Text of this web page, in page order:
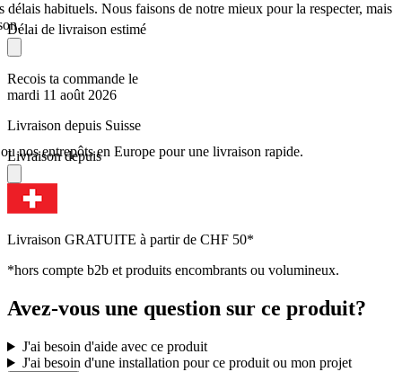
Délai de livraison estimé
Recois ta commande le
mardi 11 août 2026
Livraison depuis Suisse
habituels. Nous faisons de notre mieux pour la respecter, mais
Livraison depuis
nos entrepôts en Europe pour une livraison rapide.
Livraison GRATUITE à partir de CHF 50*
*hors compte b2b et produits encombrants ou volumineux.
Avez-vous une question sur ce produit?
J'ai besoin d'aide avec ce produit
J'ai besoin d'une installation pour ce produit ou mon projet